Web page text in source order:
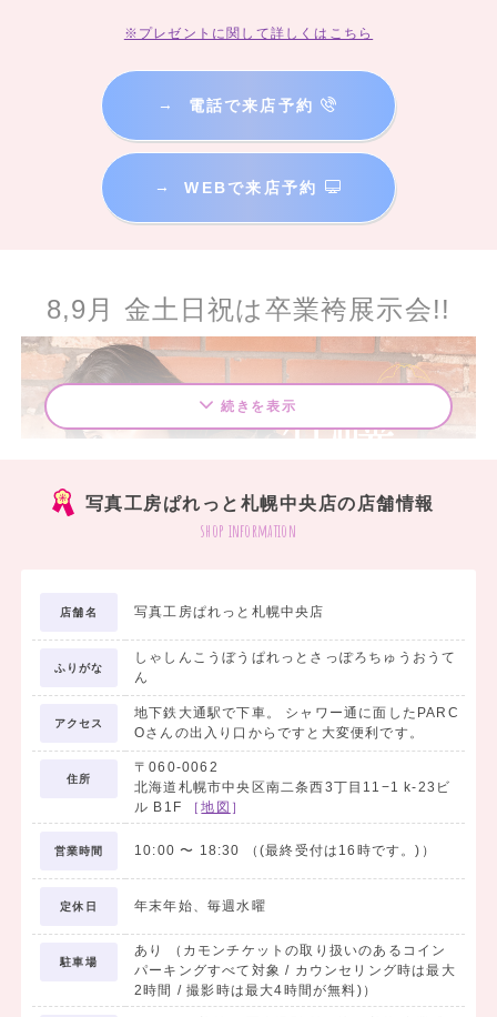
※プレゼントに関して詳しくはこちら
→ 電話で来店予約
→ WEBで来店予約
8,9月 金土日祝は卒業袴展示会!!
8月キャンペーン
続きを表示
写真工房ぱれっと札幌中央店の店舗情報
shop information
店舗名 写真工房ぱれっと札幌中央店
ふりがな
しゃしんこうぼうぱれっとさっぽろちゅうおうて
ん
アクセス
地下鉄大通駅で下車。 シャワー通に面したPARC
Oさんの出入り口からですと大変便利です。
住所
〒060-0062
北海道札幌市中央区南二条西3丁目11−1 k-23ビ
ル B1F
［地図 ］
営業時間 10:00 〜 18:30 （(最終受付は16時です。)）
定休日 年末年始、毎週水曜
駐車場
あり （カモンチケットの取り扱いのあるコイン
パーキングすべて対象 / カウンセリング時は最大
2時間 / 撮影時は最大4時間が無料)）